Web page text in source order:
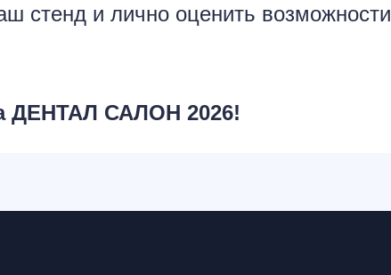
стенд и лично оценить возможности
ДЕНТАЛ САЛОН 2026!